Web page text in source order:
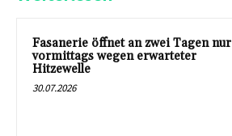
Fasanerie öffnet an zwei Tagen nur
vormittags wegen erwarteter
Hitzewelle
30.07.2026